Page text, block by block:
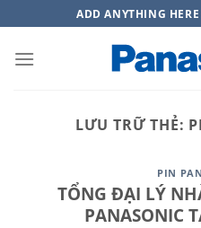
qua
nội
ADD ANYTHING
LƯU TRỮ THẺ:
PIN
TỔNG ĐẠI LÝ
PANASONIC